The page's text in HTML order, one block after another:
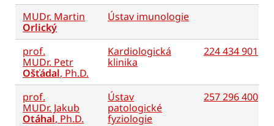
MUDr. Martin
Orlický
Ústav imunologie
prof.
MUDr. Petr
Ošťádal, Ph.D.
Kardiologická
klinika
224 434 901
prof.
MUDr. Jakub
Otáhal, Ph.D.
Ústav
patologické
fyziologie
257 296 400